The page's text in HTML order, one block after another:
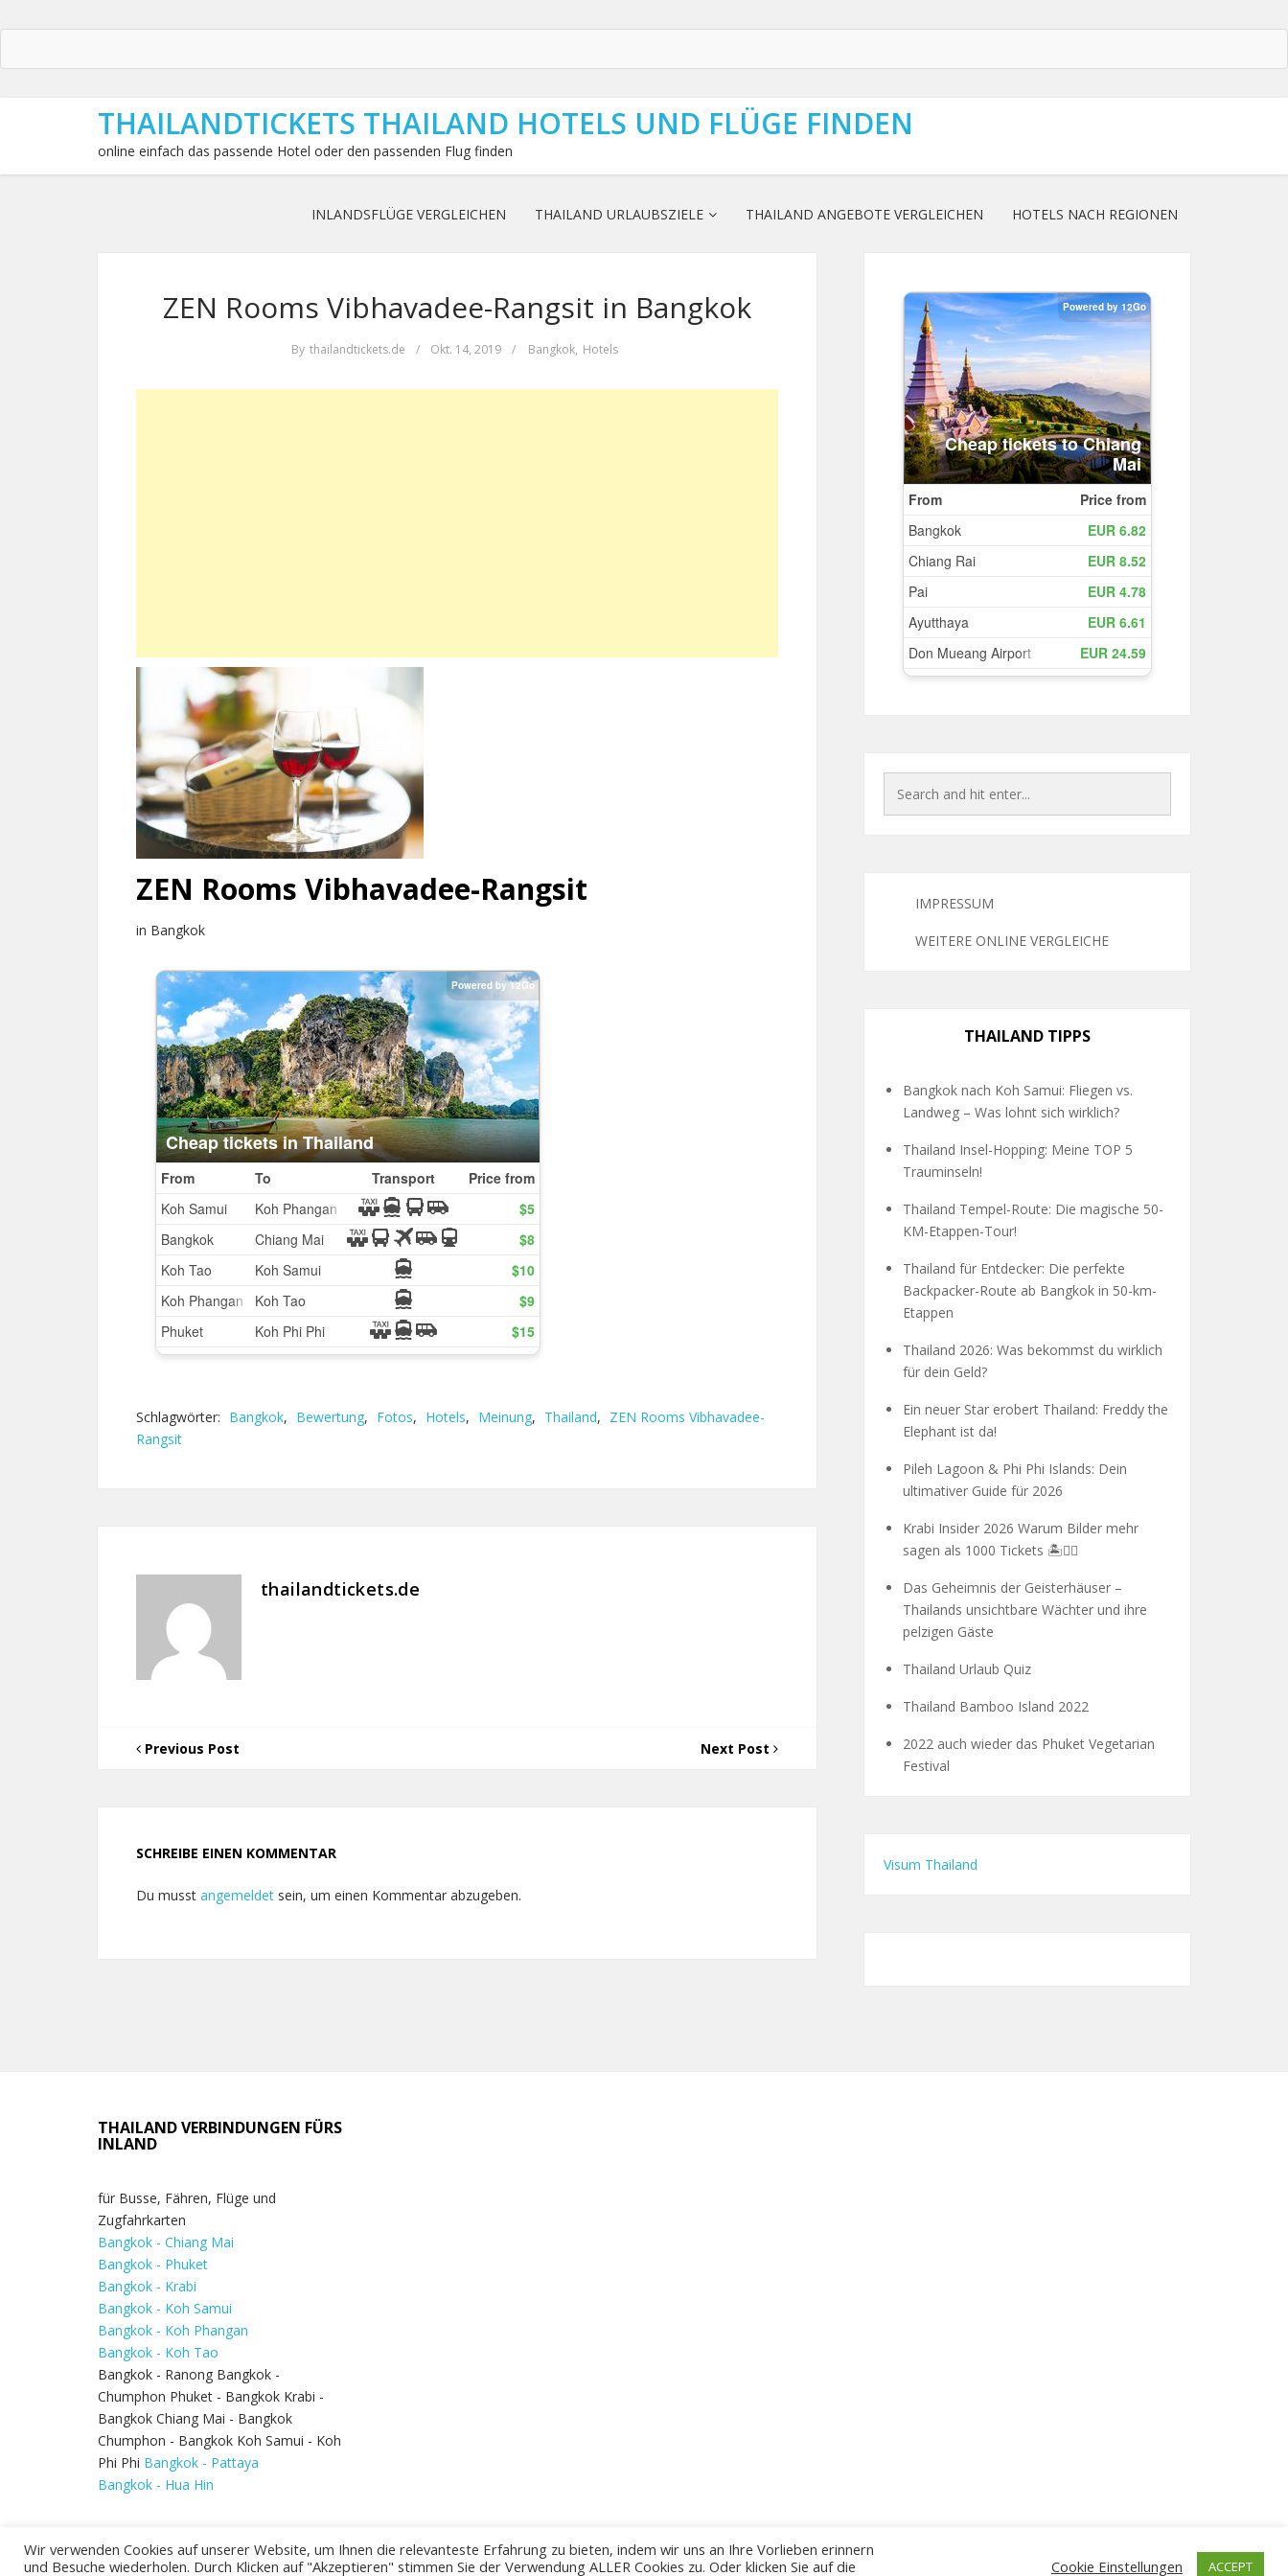
THAILANDTICKETS THAILAND HOTELS UND FLÜGE FINDEN
online einfach das passende Hotel oder den passenden Flug finden
INLANDSFLÜGE VERGLEICHEN THAILAND URLAUBSZIELE THAILAND ANGEBOTE VERGLEICHEN HOTELS NACH REGIONEN
ZEN Rooms Vibhavadee-Rangsit in Bangkok
By thailandtickets.de / Okt. 14, 2019 / Bangkok, Hotels
ZEN Rooms Vibhavadee-Rangsit
in Bangkok
Schlagwörter: Bangkok, Bewertung, Fotos, Hotels, Meinung, Thailand, ZEN Rooms Vibhavadee-
Rangsit
thailandtickets.de
Previous Post Next Post
SCHREIBE EINEN KOMMENTAR
Du musst angemeldet sein, um einen Kommentar abzugeben.
IMPRESSUM
WEITERE ONLINE VERGLEICHE
THAILAND TIPPS
Bangkok nach Koh Samui: Fliegen vs.
Landweg – Was lohnt sich wirklich?
Thailand Insel-Hopping: Meine TOP 5
Trauminseln!
Thailand Tempel-Route: Die magische 50-
KM-Etappen-Tour!
Thailand für Entdecker: Die perfekte
Backpacker-Route ab Bangkok in 50-km-
Etappen
Thailand 2026: Was bekommst du wirklich
für dein Geld?
Ein neuer Star erobert Thailand: Freddy the
Elephant ist da!
Pileh Lagoon & Phi Phi Islands: Dein
ultimativer Guide für 2026
Krabi Insider 2026 Warum Bilder mehr
sagen als 1000 Tickets 🏝️🧗‍♂️
Das Geheimnis der Geisterhäuser –
Thailands unsichtbare Wächter und ihre
pelzigen Gäste
Thailand Urlaub Quiz
Thailand Bamboo Island 2022
2022 auch wieder das Phuket Vegetarian
Festival
Visum Thailand
THAILAND VERBINDUNGEN FÜRS
INLAND
für Busse, Fähren, Flüge und
Zugfahrkarten
Bangkok - Chiang Mai
Bangkok - Phuket
Bangkok - Krabi
Bangkok - Koh Samui
Bangkok - Koh Phangan
Bangkok - Koh Tao
Bangkok - Ranong Bangkok -
Chumphon Phuket - Bangkok Krabi -
Bangkok Chiang Mai - Bangkok
Chumphon - Bangkok Koh Samui - Koh
Phi Phi Bangkok - Pattaya
Bangkok - Hua Hin
Wir verwenden Cookies auf unserer Website, um Ihnen die relevanteste Erfahrung zu bieten, indem wir uns an Ihre Vorlieben erinnern
und Besuche wiederholen. Durch Klicken auf "Akzeptieren" stimmen Sie der Verwendung ALLER Cookies zu. Oder klicken Sie auf die
Cookie Einstellungen ACCEPT